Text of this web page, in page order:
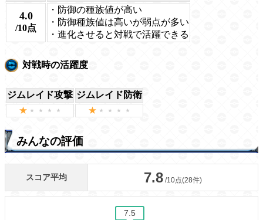
4.0
/10点
・防御の種族値が高い
・防御種族値は高いが弱点が多い
・進化させると対戦で活躍できる
対戦時の活躍度
ジムレイド攻撃 ジムレイド防衛
みんなの評価